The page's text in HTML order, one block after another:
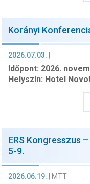
Korányi
2026.07.03.
Időpont: 2026.
Helyszín: Hotel
ERS Kongresszus
5-9.
2026.06.19. MTT